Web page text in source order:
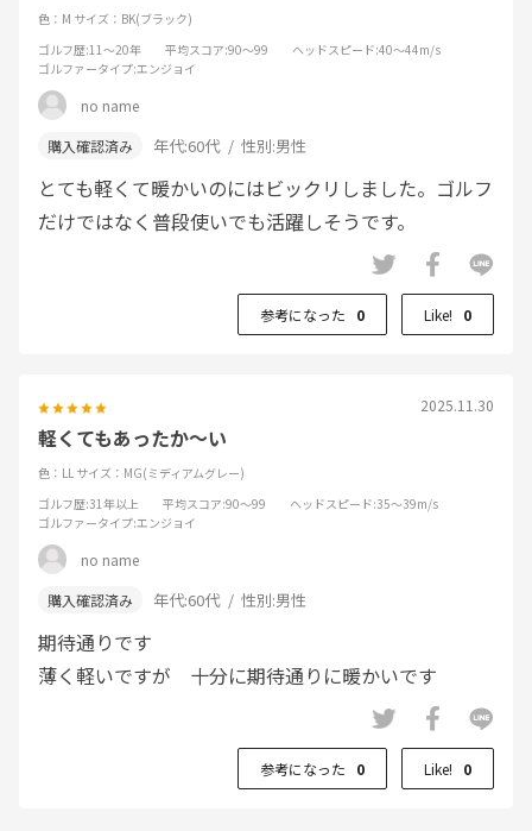
色：M サイズ：BK(ブラック)
ゴルフ歴:11～20年 平均スコア:90～99 ヘッドスピード:40～44m/s
ゴルファータイプ:エンジョイ
no name
年代:60代 性別:男性
とても軽くて暖かいのにはビックリしました。ゴルフ
だけではなく普段使いでも活躍しそうです。
参考になった 0 Like! 0
2025.11.30
軽くてもあったか〜い
色：LL サイズ：MG(ミディアムグレー)
ゴルフ歴:31年以上 平均スコア:90～99 ヘッドスピード:35～39m/s
ゴルファータイプ:エンジョイ
no name
年代:60代 性別:男性
期待通りです
薄く軽いですが 十分に期待通りに暖かいです
参考になった 0 Like! 0